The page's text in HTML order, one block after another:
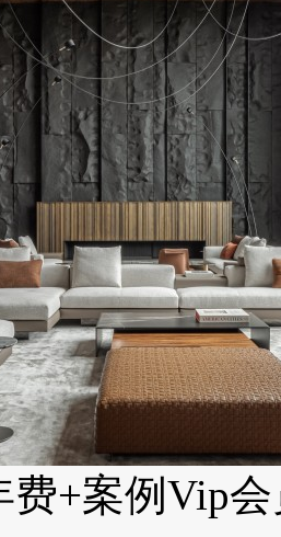
费+案例Vip